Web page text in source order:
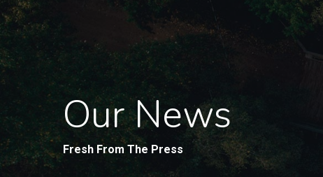
Our News
Fresh From The Press